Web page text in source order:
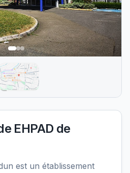
EHPAD de
est un établissement